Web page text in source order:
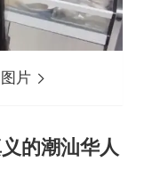
片
的潮汕华人